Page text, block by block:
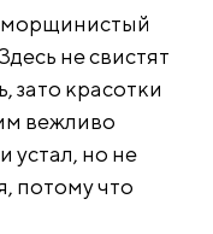
морщинистый
не свистят
зато красотки
вежливо
устал, но не
потому что